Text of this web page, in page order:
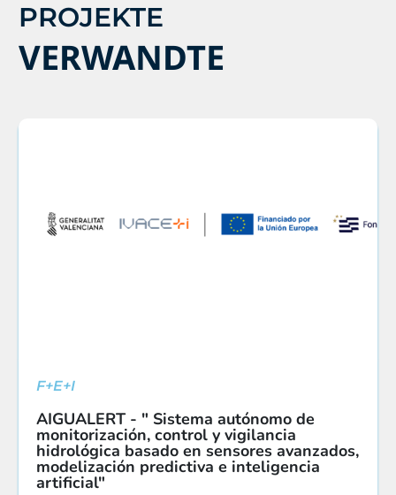
PROJEKTE
VERWANDTE
F+E+I
AIGUALERT - " Sistema autónomo de
monitorización, control y vigilancia
hidrológica basado en sensores avanzados,
modelización predictiva e inteligencia
artificial"